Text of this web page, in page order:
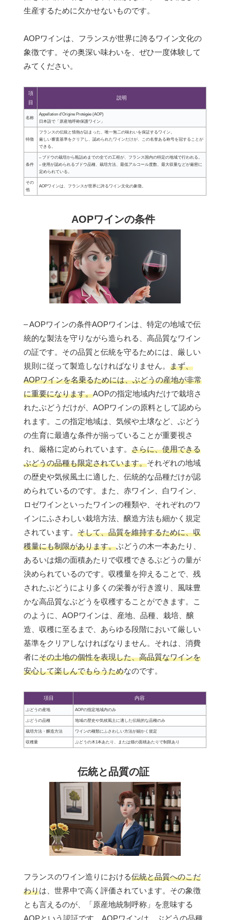
生産するために欠かせないものです。
AOPワインは、フランスが世界に誇るワイン文化の
象徴です。その奥深い味わいを、ぜひ一度体験して
みてください。
項
目
説明
名称
Appellation d’Origine Protégée (AOP)
日本語で「原産地呼称保護ワイン」
特徴
フランスの伝統と情熱が詰まった、唯一無二の味わいを保証するワイン。
厳しい審査基準をクリアし、認められたワインだけが、この名誉ある称号を冠することが
できる。
条件
– ブドウの栽培から瓶詰めまでの全ての工程が、フランス国内の特定の地域で行われる。
– 使用が認められるブドウ品種、栽培方法、最低アルコール度数、最大収量などが厳密に
定められている。
その
他
AOPワインは、フランスが世界に誇るワイン文化の象徴。
AOPワインの条件
– AOPワインの条件AOPワインは、特定の地域で伝
統的な製法を守りながら造られる、高品質なワイン
の証です。その品質と伝統を守るためには、厳しい
規則に従って製造しなければなりません。 まず、
AOPワインを名乗るためには、ぶどうの産地が非常
に重要になります。AOPの指定地域内だけで栽培さ
れたぶどうだけが、AOPワインの原料として認めら
れます。この指定地域は、気候や土壌など、ぶどう
の生育に最適な条件が揃っていることが重要視さ
れ、厳格に定められています。 さらに、使用できる
ぶどうの品種も限定されています。それぞれの地域
の歴史や気候風土に適した、伝統的な品種だけが認
められているのです。また、赤ワイン、白ワイン、
ロゼワインといったワインの種類や、それぞれのワ
インにふさわしい栽培方法、醸造方法も細かく規定
されています。 そして、品質を維持するために、収
穫量にも制限があります。ぶどうの木一本あたり、
あるいは畑の面積あたりで収穫できるぶどうの量が
決められているのです。収穫量を抑えることで、残
されたぶどうにより多くの栄養が行き渡り、風味豊
かな高品質なぶどうを収穫することができます。こ
のように、AOPワインは、産地、品種、栽培、醸
造、収穫に至るまで、あらゆる段階において厳しい
基準をクリアしなければなりません。それは、消費
者にその土地の個性を表現した、高品質なワインを
安心して楽しんでもらうためなのです。
項目 内容
ぶどうの産地 AOPの指定地域内のみ
ぶどうの品種 地域の歴史や気候風土に適した伝統的な品種のみ
栽培方法・醸造方法 ワインの種類にふさわしい方法が細かく規定
収穫量 ぶどうの木1本あたり、または畑の面積あたりで制限あり
伝統と品質の証
フランスのワイン造りにおける伝統と品質へのこだ
わりは、世界中で高く評価されています。その象徴
とも言えるのが、「原産地統制呼称」を意味する
AOPという認証です。AOPワインは、ぶどうの品種